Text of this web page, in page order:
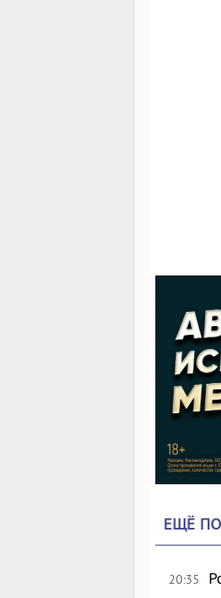
ЕЩЁ
20:35